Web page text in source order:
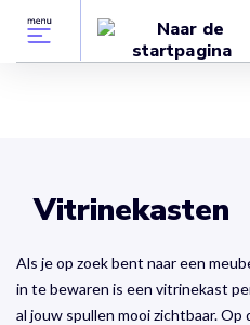
Vitrinekasten
Als je op zoek bent naar een
in te bewaren is een vitrinekast
al jouw spullen mooi zichtbaar. Op